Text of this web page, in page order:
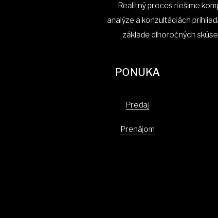
Realitný proces riešime
analýze a konzultáciách
základe dlhoročných
PONUKA
Predaj
Prenájom